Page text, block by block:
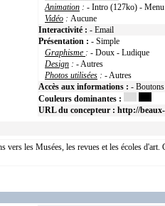
Animation : - Intro (127ko) -
Vidéo : Aucune
Interactivité : - Email
Présentation : - Simple
Graphisme : - Doux - Ludique
Design : - Autres
Photos utilisées : - Autres
Accès aux informations : - Boutons
Couleurs dominantes :
URL du concepteur : http://
vers les Musées, les revues et les écoles